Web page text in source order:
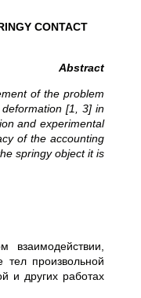
CONTACT
Abstract
of the problem
[1, 3] in
and experimental
of the accounting
springy object it is
произвольной
и других работах